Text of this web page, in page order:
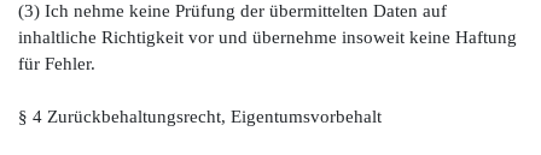
(3) Ich nehme keine Prüfung der übermittelten Daten auf
inhaltliche Richtigkeit vor und übernehme insoweit keine Haftung
für Fehler.
§ 4 Zurückbehaltungsrecht, Eigentumsvorbehalt